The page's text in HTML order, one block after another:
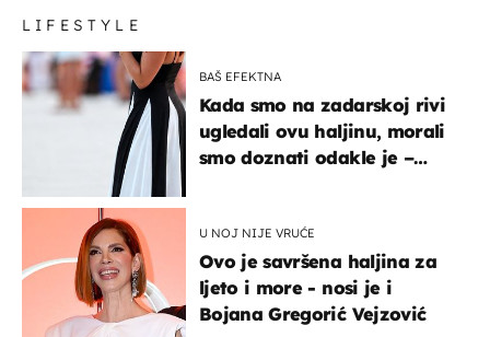
LIFESTYLE
BAŠ EFEKTNA
Kada smo na zadarskoj rivi
ugledali ovu haljinu, morali
smo doznati odakle je –
U NOJ NIJE VRUĆE
Ovo je savršena haljina za
ljeto i more - nosi je i
Bojana Gregorić Vejzović